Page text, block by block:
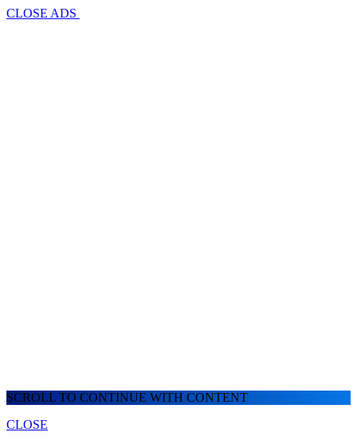
CLOSE ADS
SCROLL TO CONTINUE WITH CONTENT
CLOSE